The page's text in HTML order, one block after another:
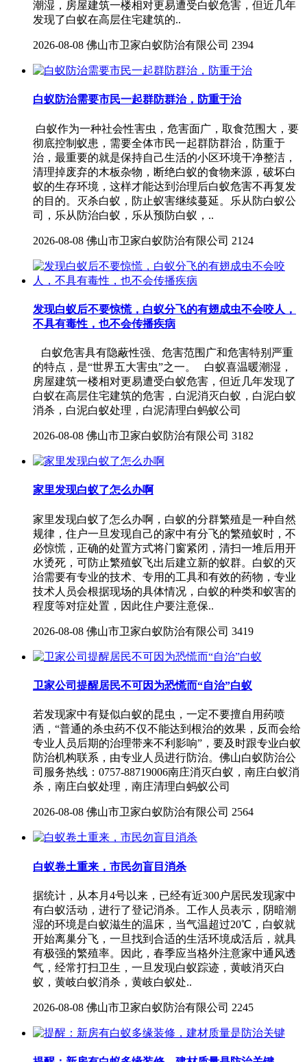
潮湿，房屋建筑一楼相对更易遭受白蚁危害，但近几年
发现了白蚁在高层住宅建筑的..
2026-08-08 佛山市卫家白蚁防治有限公司 2394
白蚁防治需要市民一起群防群治，防重于治
白蚁作为一种社会性害虫，危害面广，取食范围大，要
彻底控制蚁患，需要全体市民一起群防群治，防重于
治，最重要的就是保持自己生活的小区环境干净整洁，
清理掉废弃的木板杂物，断绝白蚁的食物来源，破坏白
蚁的生存环境，这样才能达到治理后白蚁危害不再复发
的目的。灭杀白蚁，防止蚁害继续蔓延。乐从防白蚁公
司，乐从防治白蚁，乐从预防白蚁，..
2026-08-08 佛山市卫家白蚁防治有限公司 2124
发现白蚁后不要惊慌，白蚁分飞的有翅成虫不会咬人，
不具有毒性，也不会传播疾病
白蚁危害具有隐蔽性强、危害范围广和危害特别严重
的特点，是“世界五大害虫”之一。 白蚁喜温暖潮湿，
房屋建筑一楼相对更易遭受白蚁危害，但近几年发现了
白蚁在高层住宅建筑的危害，白泥消灭白蚁，白泥白蚁
消杀，白泥白蚁处理，白泥清理白蚂蚁公司
2026-08-08 佛山市卫家白蚁防治有限公司 3182
家里发现白蚁了怎么办啊
家里发现白蚁了怎么办啊，白蚁的分群繁殖是一种自然
规律，住户一旦发现自己的家中有分飞的繁殖蚁时，不
必惊慌，正确的处置方式将门窗紧闭，清扫一堆后用开
水烫死，可防止繁殖蚁飞出后建立新的蚁群。白蚁的灭
治需要有专业的技术、专用的工具和有效的药物，专业
技术人员会根据现场的具体情况，白蚁的种类和蚁害的
程度等对症处置，因此住户要注意保..
2026-08-08 佛山市卫家白蚁防治有限公司 3419
卫家公司提醒居民不可因为恐慌而“自治”白蚁
若发现家中有疑似白蚁的昆虫，一定不要擅自用药喷
洒，“普通的杀虫药不仅不能达到根治的效果，反而会给
专业人员后期的治理带来不利影响”，要及时跟专业白蚁
防治机构联系，由专业人员进行防治。佛山白蚁防治公
司服务热线：0757-88719006南庄消灭白蚁，南庄白蚁消
杀，南庄白蚁处理​，南庄清理白蚂蚁公司
2026-08-08 佛山市卫家白蚁防治有限公司 2564
白蚁卷土重来，市民勿盲目消杀
据统计，从本月4号以来，已经有近300户居民发现家中
有白蚁活动，进行了登记消杀。工作人员表示，阴暗潮
湿的环境是白蚁滋生的温床，当气温超过20℃，白蚁就
开始离巢分飞，一旦找到合适的生活环境成活后，就具
有极强的繁殖率。因此，春季应当格外注意家中通风透
气，经常打扫卫生，一旦发现白蚁踪迹，黄岐消灭白
蚁，黄岐白蚁消杀，黄岐白蚁处..
2026-08-08 佛山市卫家白蚁防治有限公司 2245